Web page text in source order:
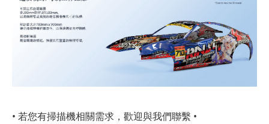
• 若您有掃描機相關需求，歡迎與我們聯繫 •